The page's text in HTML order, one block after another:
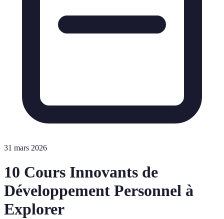
31 mars 2026
10 Cours Innovants de
Développement Personnel à
Explorer